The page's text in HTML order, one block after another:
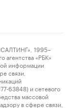
1995–
«РБК»
информации
связи,
63848) и сетевого
массовой
в сфере связи,